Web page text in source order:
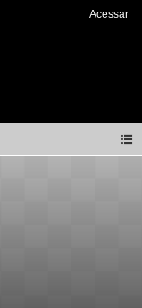
Acessar